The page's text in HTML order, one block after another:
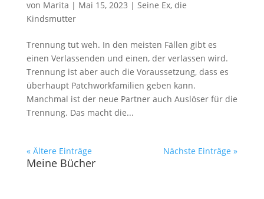
von Marita | Mai 15, 2023 | Seine Ex, die
Kindsmutter
Trennung tut weh. In den meisten Fällen gibt es
einen Verlassenden und einen, der verlassen wird.
Trennung ist aber auch die Voraussetzung, dass es
überhaupt Patchworkfamilien geben kann.
Manchmal ist der neue Partner auch Auslöser für die
Trennung. Das macht die...
« Ältere Einträge Nächste Einträge »
Meine Bücher